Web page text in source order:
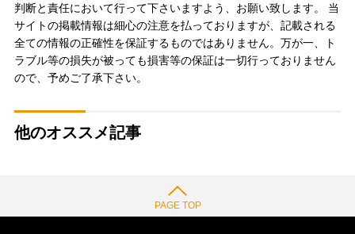
判断と責任において行って下さいますよう、お願い致します。 当
サイトの掲載情報は細心の注意を払っておりますが、記載される
全ての情報の正確性を保証するものではありません。万が一、ト
ラブル等の損失が被っても損害等の保証は一切行っておりません
ので、予めご了承下さい。
他のオススメ記事
PAGE TOP